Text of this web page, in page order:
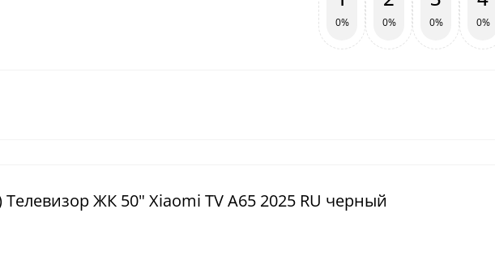
0% 0% 0% 0%
ЖК 50" Xiaomi TV A65 2025 RU черный